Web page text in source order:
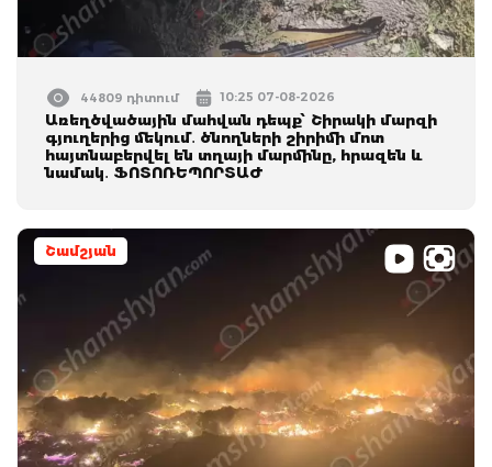
44809 դիտում 10:25 07-08-2026
Առեղծվածային մահվան դեպք՝ Շիրակի մարզի
գյուղերից մեկում․ ծնողների շիրիմի մոտ
հայտնաբերվել են տղայի մարմինը, հրազեն և
նամակ․ ՖՈՏՈՌԵՊՈՐՏԱԺ
Շամշյան